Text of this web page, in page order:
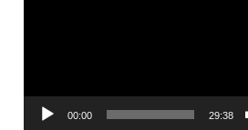
00:00 29:38